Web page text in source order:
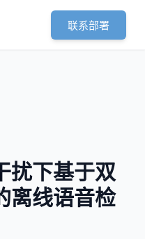
联系部署
扰下基于双
离线语音检